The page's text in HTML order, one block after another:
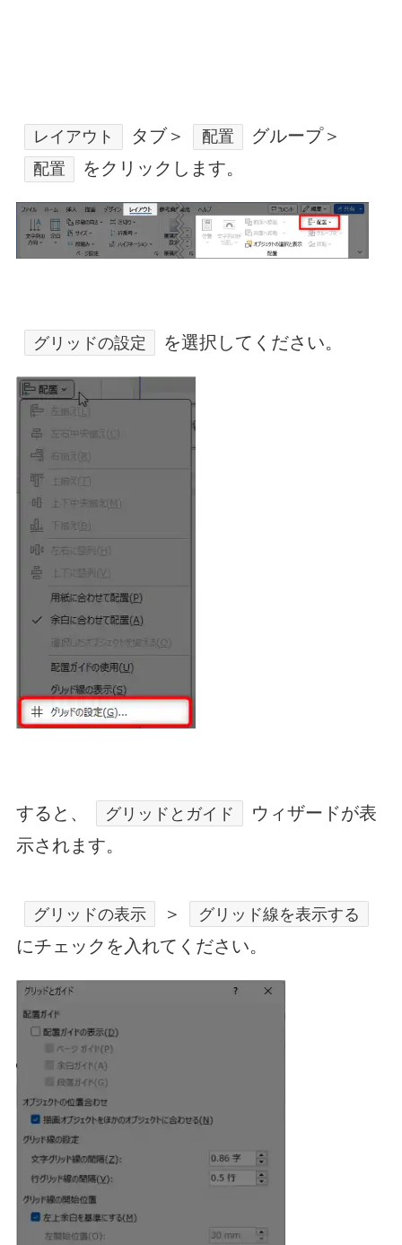
レイアウト タブ＞ 配置 グループ＞
配置 をクリックします。
グリッドの設定 を選択してください。
すると、 グリッドとガイド
ウィザードが表
示されます。
グリッドの表示 ＞ グリッド線を表示する
にチェックを入れてください。